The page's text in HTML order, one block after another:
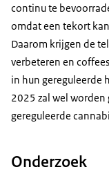
continu te
omdat een tekort
Daarom krijgen de
verbeteren en
in hun gereguleerde
2025 zal wel
gereguleerde
Onderzoek